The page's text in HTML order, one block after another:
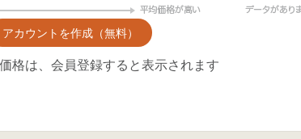
アカウントを作成（無料）
格は、会員登録すると表示されます